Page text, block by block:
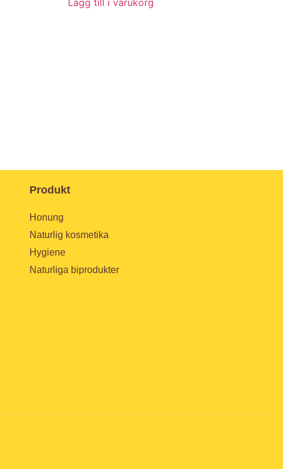
Produkt
Honung
Naturlig kosmetika
Hygiene
Naturliga biprodukter